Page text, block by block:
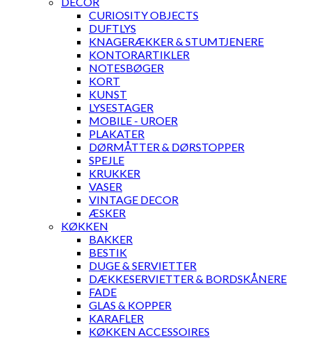
CURIOSITY OBJECTS
DUFTLYS
KNAGERÆKKER & STUMTJENERE
KONTORARTIKLER
NOTESBØGER
KORT
KUNST
LYSESTAGER
MOBILE - UROER
PLAKATER
DØRMÅTTER & DØRSTOPPER
SPEJLE
KRUKKER
VASER
VINTAGE DECOR
ÆSKER
KØKKEN
BAKKER
BESTIK
DUGE & SERVIETTER
DÆKKESERVIETTER & BORDSKÅNERE
FADE
GLAS & KOPPER
KARAFLER
KØKKEN ACCESSOIRES